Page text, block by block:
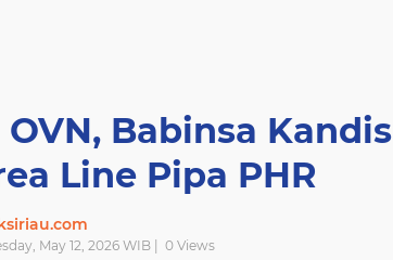
Babinsa Kandis
Line Pipa PHR
May 12, 2026 WIB | 0Views